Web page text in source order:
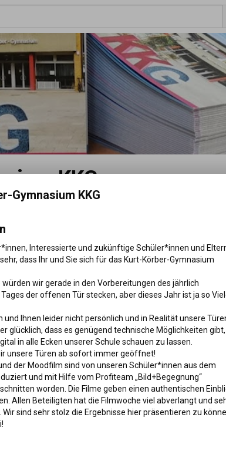
KKG
• 72 videos
Schüler*innen und Eltern,
Gymnasium KKG
Interessierte und zukünftige Schüler*innen und
dass Ihr und Sie sich für das Kurt-Körber-Gymnasium
wir gerade in den Vorbereitungen des jährlich
der offenen Tür stecken, aber dieses Jahr ist ja so
und Ihnen leider nicht persönlich und in Realität unsere
glücklich, dass es genügend technische Möglichkeiten gibt,
in alle Ecken unserer Schule schauen zu lassen.
unsere Türen ab sofort immer geöffnet!
der Moodfilm sind von unseren Schüler*innen aus dem
und mit Hilfe vom Profiteam „Bild+Begegnung“
worden. Die Filme geben einen authentischen
Allen Beteiligten hat die Filmwoche viel abverlangt und
sind sehr stolz die Ergebnisse hier präsentieren zu